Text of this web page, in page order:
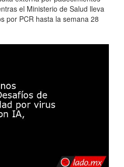
el Ministerio de Salud lleva
por PCR hasta la semana 28